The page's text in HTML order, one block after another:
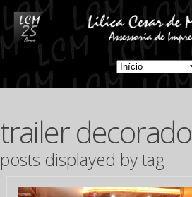
trailer decorado
posts displayed by tag